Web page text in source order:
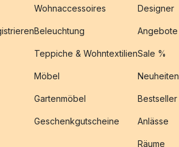
Wohnaccessoires
Beleuchtung
Teppiche & Wohntextilien
Möbel
Gartenmöbel
Geschenkgutscheine
Designer
Angebote
Sale %
Neuheiten
Bestseller
Anlässe
Räume